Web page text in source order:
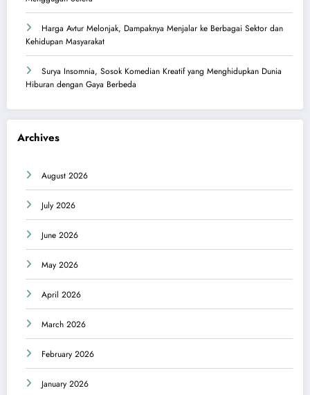
Harga Avtur Melonjak, Dampaknya Menjalar ke Berbagai Sektor dan
Kehidupan Masyarakat
Surya Insomnia, Sosok Komedian Kreatif yang Menghidupkan Dunia
Hiburan dengan Gaya Berbeda
Archives
August 2026
July 2026
June 2026
May 2026
April 2026
March 2026
February 2026
January 2026